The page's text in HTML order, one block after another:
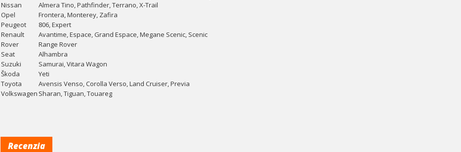
Nissan
Almera Tino, Pathfinder, Terrano, X-Trail
Opel
Frontera, Monterey, Zafira
Peugeot
806, Expert
Renault
Avantime, Espace, Grand Espace, Megane Scenic, Scenic
Rover
Range Rover
Seat
Alhambra
Suzuki
Samurai, Vitara Wagon
Škoda
Yeti
Toyota
Avensis Venso, Corolla Verso, Land Cruiser, Previa
Volkswagen Sharan, Tiguan, Touareg
Recenzia